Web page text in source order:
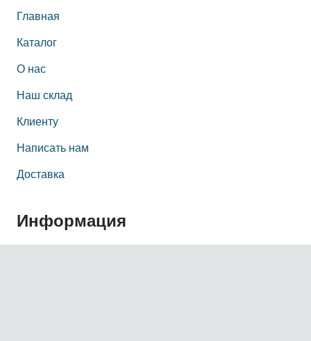
Главная
Каталог
О нас
Наш склад
Клиенту
Написать нам
Доставка
Информация